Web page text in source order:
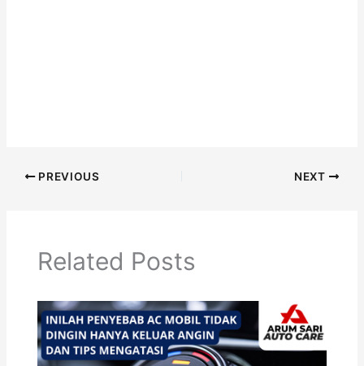
PREVIOUS NEXT
Related Posts